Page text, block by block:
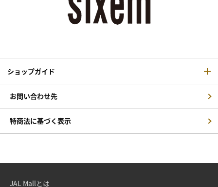
ショップガイド
お問い合わせ先
特商法に基づく表示
JAL Mallとは